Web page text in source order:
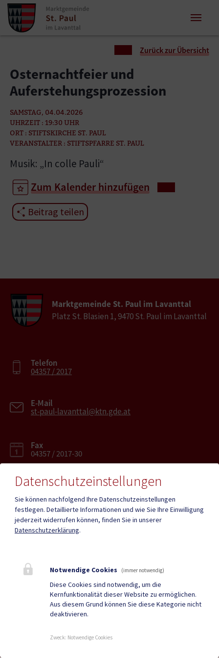
Zum Inhalt springen
Zum Seitenende springen
Zurück zur Übersicht
Osternachtfeier und
Auferstehungsprozession
SAMSTAG, 04.04.2026
UHRZEIT : 19:30 UHR
ORT : STIFTSKIRCHE ST. PAUL
VERANSTALTER : STIFTSPFARRE ST. PAUL
Musik: „In colle Pauli“
Zum Kalender hinzufügen
Beitrag teilen
Marktgemeinde St. Paul im Lavanttal
Platz St. Blasien 1, 9470 St. Paul im Lavanttal
Telefon
04357 / 2017
E-Mail
st-paul-lavanttal@ktn.gde.at
Fax
04357 / 2017-30
Mehr
Geko digital Gemeinde-
Infopoint St. Paul
Duale Zustellung
Gemeindenachrichten
Datenschutzeinstellungen
Sie können nachfolgend Ihre Datenschutzeinstellungen
festlegen. Detaillierte Informationen und wie Sie Ihre Einwilligung
jederzeit widerrufen können, finden Sie in unserer
Datenschutzerklärung.
Notwendige Cookies (immer notwendig)
Diese Cookies sind notwendig, um die
Kernfunktionalität dieser Website zu ermöglichen.
Aus diesem Grund können Sie diese Kategorie nicht
deaktivieren.
Zweck: Notwendige Cookies